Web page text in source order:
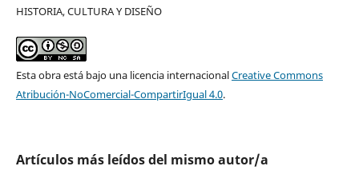
HISTORIA, CULTURA Y DISEÑO
Esta obra está bajo una licencia internacionalCreative Commons
Atribución-NoComercial-CompartirIgual 4.0.
Artículos más leídos del mismo autor/a